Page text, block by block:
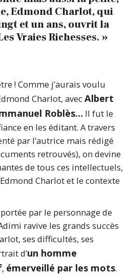
Edmond Charlot, qui
et un ans, ouvrit la
Vraies Richesses. »
! Comme j’aurais voulu
Charlot, avecAlbert
Roblès… Il fut le
en les éditant. A travers
par l’autrice mais rédigé
retrouvés), on devine
de tous ces intellectuels,
Charlot et le contexte
par le personnage de
ravive les grands succès
ses difficultés, ses
d’un homme
, émerveillé par les mots.